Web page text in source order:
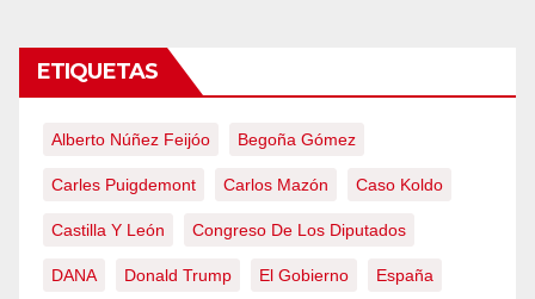
ETIQUETAS
Alberto Núñez Feijóo Begoña Gómez
Carles Puigdemont Carlos Mazón Caso Koldo
Castilla Y León Congreso De Los Diputados
DANA Donald Trump El Gobierno España